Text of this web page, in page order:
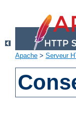
Apache > Serveur